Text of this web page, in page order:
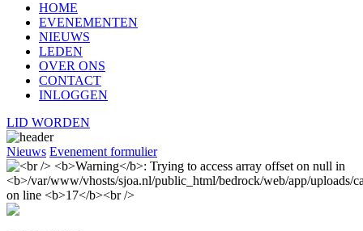
HOME
EVENEMENTEN
NIEUWS
LEDEN
OVER ONS
CONTACT
INLOGGEN
LID WORDEN
Nieuws Evenement formulier